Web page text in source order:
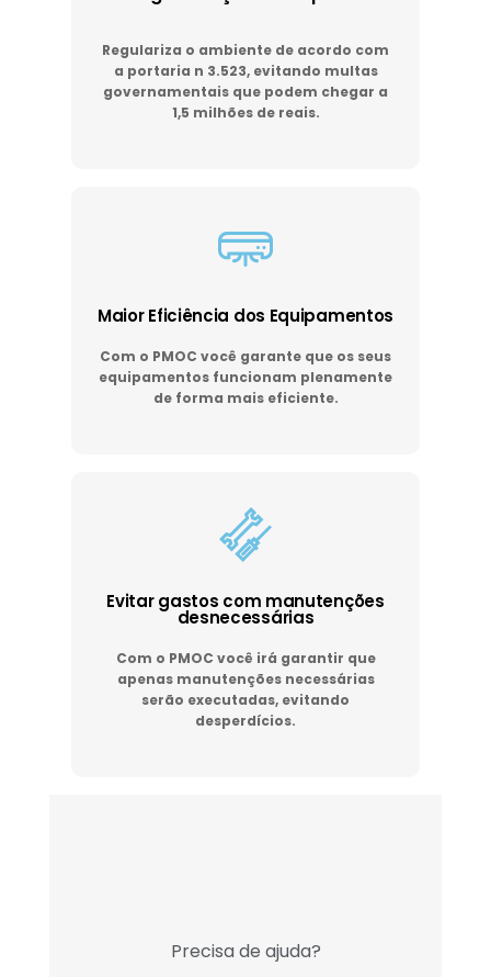
Regulariza o ambiente de acordo com
a portaria n 3.523, evitando multas
governamentais que podem chegar a
1,5 milhões de reais.
Maior Eficiência dos Equipamentos
Com o PMOC você garante que os seus
equipamentos funcionam plenamente
de forma mais eficiente.
Evitar gastos com manutenções
desnecessárias
Com o PMOC você irá garantir que
apenas manutenções necessárias
serão executadas, evitando
desperdícios.
Precisa de ajuda?